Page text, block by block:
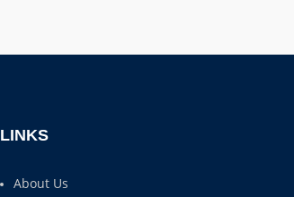
LINKS
About Us